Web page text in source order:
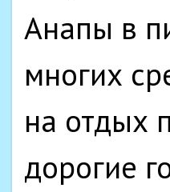
Анапы в
многих
на отдых
дорогие